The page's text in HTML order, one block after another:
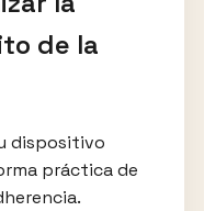
de la
dispositivo
práctica de